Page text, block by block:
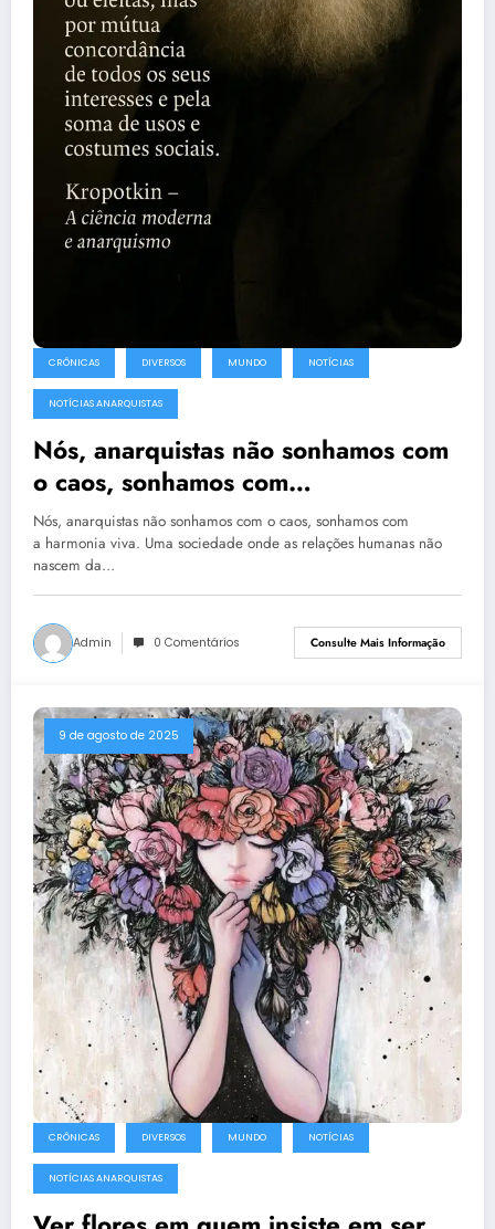
CRÔNICAS DIVERSOS MUNDO NOTÍCIAS
NOTÍCIAS ANARQUISTAS
Nós, anarquistas não sonhamos com
o caos, sonhamos com
a harmonia viva.
Nós, anarquistas não sonhamos com o caos, sonhamos com
a harmonia viva. Uma sociedade onde as relações humanas não
nascem da…
Admin 0 Comentários Consulte Mais Informação
9 de agosto de 2025
CRÔNICAS DIVERSOS MUNDO NOTÍCIAS
NOTÍCIAS ANARQUISTAS